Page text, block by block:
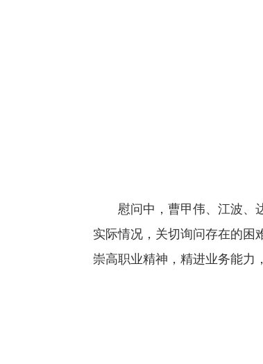
慰问中，曹甲伟、江波、
实际情况，关切询问存在的困
崇高职业精神，精进业务能力